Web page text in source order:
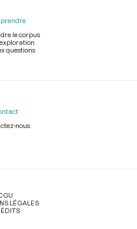
le corpus
questions
nous
LÉGALES